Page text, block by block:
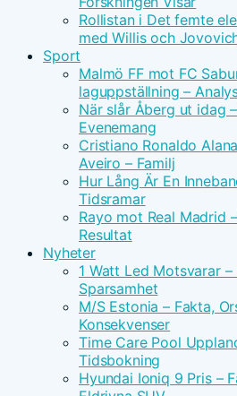
Rollistan i Det femte
med Willis och
Sport
Malmö FF mot FC
laguppställning –
När slår Åberg ut idag
Evenemang
Cristiano Ronaldo
Aveiro – Familj
Hur Lång Är En
Tidsramar
Rayo mot Real Madrid
Resultat
Nyheter
1 Watt Led Motsvarar
Sparsamhet
M/S Estonia – Fakta,
Konsekvenser
Time Care Pool
Tidsbokning
Hyundai Ioniq 9 Pris –